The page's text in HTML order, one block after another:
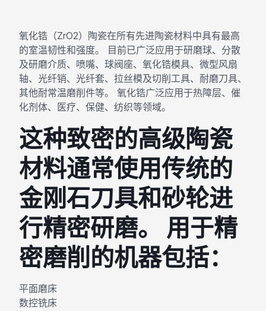
氧化锆（ZrO2）陶瓷在所有先进陶瓷材料中具有最高
的室温韧性和强度。 目前已广泛应用于研磨球、分散
及研磨介质、喷嘴、球阀座、氧化锆模具、微型风扇
轴、光纤销、光纤套、拉丝模及切削工具、耐磨刀具、
其他耐常温磨削件等。 氧化锆广泛应用于热障层、催
化剂体、医疗、保健、纺织等领域。
这种致密的高级陶瓷
材料通常使用传统的
金刚石刀具和砂轮进
行精密研磨。 用于精
密磨削的机器包括：
平面磨床
数控铣床